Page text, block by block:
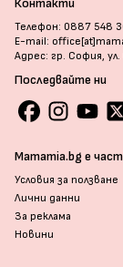
Контакти
Телефон: 0887 548
E-mail:
Адрес: гр. София,
Последвайте ни
Mamamia.bg е
Условия за ползване
Лични данни
За реклама
Новини